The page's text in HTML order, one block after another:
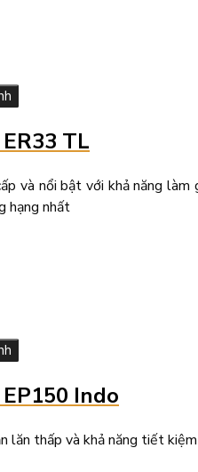
TL
và nổi bật với khả năng
hạng nhất
Indo
thấp và khả năng tiết